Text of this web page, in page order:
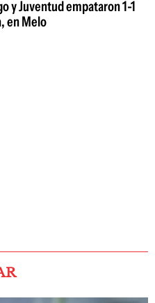
y Juventud empataron 1-1
en Melo